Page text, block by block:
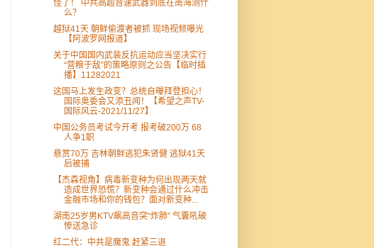
怪了！ 中共高超音速武器到底在南海测什
么？
越狱41天 朝鲜偷渡者被抓 现场视频曝光
【阿波罗网报道】
关于中国国内武装反抗运动应当坚决实行
“营粮于敌”的策略原则之公告【临时插
播】11282021
这国马上发生政变？总统自曝拜登担心！
国际奥委会又添丑闻！【希望之声TV-
国际风云-2021/11/27】
中国公务员考试今开考 报考破200万 68
人争1职
悬赏70万 吉林朝鲜逃犯朱贤健 逃狱41天
后被捕
【杰森视角】病毒新变种为何出现两天就
造成世界恐慌？新变种会通过什么冲击
金融市场和你的钱包？面对新变种...
湖南25岁男KTV飙高音突“炸肺” 气囊吼破
惨送急诊
红二代：中共是魔鬼 赶紧三退